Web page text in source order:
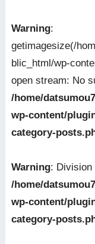
Warning:
getimagesize(/
blic_html/wp-
open stream: No
/home/
wp-content/
category-
Warning: Division
/home/
wp-content/
category-